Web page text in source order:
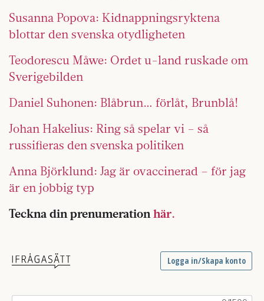
Susanna Popova: Kidnappningsryktena
blottar den svenska otydligheten
Teodorescu Måwe: Ordet u-land ruskade om
Sverigebilden
Daniel Suhonen: Blåbrun… förlåt, Brunblå!
Johan Hakelius: Ring så spelar vi – så
russifieras den svenska politiken
Anna Björklund: Jag är ovaccinerad – för jag
är en jobbig typ
Teckna din prenumerationhär.